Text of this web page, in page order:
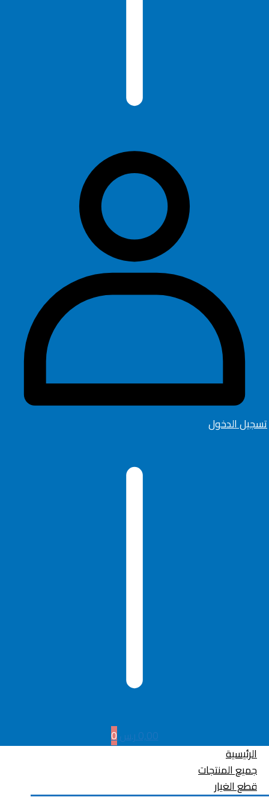
تسجيل الدخول
0,00ر.س0
الرئيسية
جميع المنتجات
قطع الغيار